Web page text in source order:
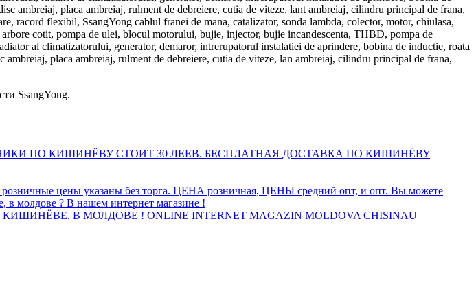
ambreiaj, placa ambreiaj, rulment de debreiere, cutia de viteze, lant ambreiaj, cilindru principal de frana,
racord flexibil, SsangYong cablul franei de mana, catalizator, sonda lambda, colector, motor, chiulasa,
cotit, pompa de ulei, blocul motorului, bujie, injector, bujie incandescenta, THBD, pompa de
al climatizatorului, generator, demaror, intrerupatorul instalatiei de aprindere, bobina de inductie, roata
placa ambreiaj, rulment de debreiere, cutia de viteze, lan ambreiaj, cilindru principal de frana,
SsangYong.
ПО КИШИНЁВУ СТОИТ 30 ЛЕЕВ. БЕСПЛАТНАЯ ДОСТАВКА ПО КИШИНЁВУ
цены указаны без торга. ЦЕНА розничная, ЦЕНЫ средний опт, и опт. Вы можете
в молдове ? В нашем интернет магазине !
В МОЛДОВЕ ! ONLINE INTERNET MAGAZIN MOLDOVA CHISINAU